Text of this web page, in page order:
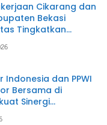
Cikarang dan
Bekasi
Tingkatkan
Koperasi dan
Indonesia dan PPWI
Bersama di
Sinergi
Jurnalistik